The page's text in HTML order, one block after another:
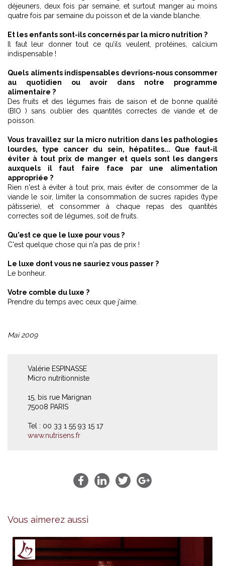
déjeuners, deux fois par semaine, et surtout manger au moins
quatre fois par semaine du poisson et de la viande blanche.
Et les enfants sont-ils concernés par la micro nutrition ?
Il faut leur donner tout ce qu’ils veulent, protéines, calcium
indispensable !
Quels aliments indispensables devrions-nous consommer
au quotidien ou avoir dans notre programme
alimentaire ?
Des fruits et des légumes frais de saison et de bonne qualité
(BIO ) sans oublier des quantités correctes de viande et de
poisson.
Vous travaillez sur la micro nutrition dans les pathologies
lourdes, type cancer du sein, hépatites... Que faut-il
éviter à tout prix de manger et quels sont les dangers
auxquels il faut faire face par une alimentation
appropriée ?
Rien n'est à éviter à tout prix, mais éviter de consommer de la
viande le soir, limiter la consommation de sucres rapides (type
pâtisserie), et consommer à chaque repas des quantités
correctes soit de légumes, soit de fruits.
Qu'est ce que le luxe pour vous ?
C'est quelque chose qui n'a pas de prix !
Le luxe dont vous ne sauriez vous passer ?
Le bonheur.
Votre comble du luxe ?
Prendre du temps avec ceux que j'aime.
Mai 2009
Valérie ESPINASSE
Micro nutritionniste
15, bis rue Marignan
75008 PARIS
Tel : 00 33 1 55 93 15 17
www.nutrisens.fr
Vous aimerez aussi